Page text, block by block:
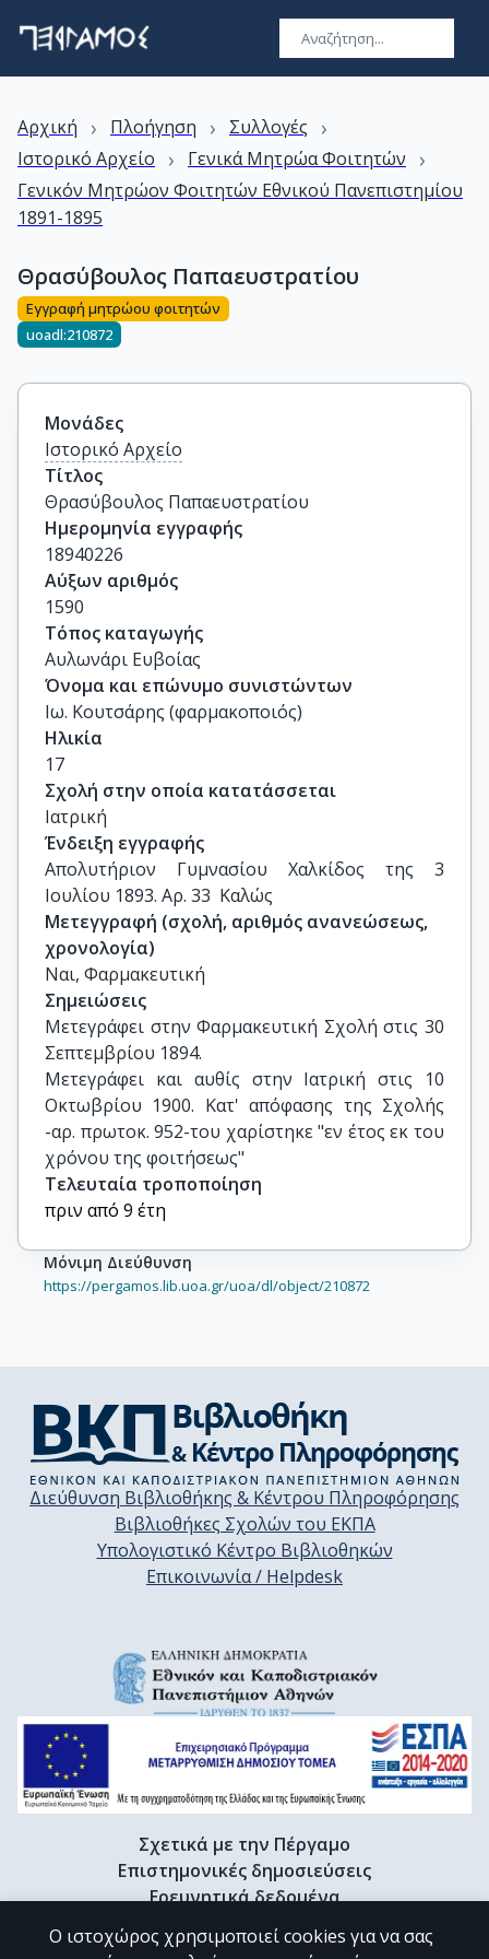
Αρχική › Πλοήγηση › Συλλογές ›
Ιστορικό Αρχείο › Γενικά Μητρώα Φοιτητών ›
Γενικόν Μητρώον Φοιτητών Εθνικού Πανεπιστημίου
1891-1895
Θρασύβουλος Παπαευστρατίου
Εγγραφή μητρώου φοιτητών
uoadl:210872
Μονάδες
Ιστορικό Αρχείο
Τίτλος
Θρασύβουλος Παπαευστρατίου
Ημερομηνία εγγραφής
18940226
Αύξων αριθμός
1590
Τόπος καταγωγής
Αυλωνάρι Ευβοίας
Όνομα και επώνυμο συνιστώντων
Ιω. Κουτσάρης (φαρμακοποιός)
Ηλικία
17
Σχολή στην οποία κατατάσσεται
Ιατρική
Ένδειξη εγγραφής
Απολυτήριον Γυμνασίου Χαλκίδος της 3
Ιουλίου 1893. Αρ. 33  Καλώς
Μετεγγραφή (σχολή, αριθμός ανανεώσεως,
χρονολογία)
Ναι, Φαρμακευτική
Σημειώσεις
Μετεγράφει στην Φαρμακευτική Σχολή στις 30
Σεπτεμβρίου 1894.
Μετεγράφει και αυθίς στην Ιατρική στις 10
Οκτωβρίου 1900. Κατ' απόφασης της Σχολής
-αρ. πρωτοκ. 952-του χαρίστηκε "εν έτος εκ του
χρόνου της φοιτήσεως"
Τελευταία τροποποίηση
πριν από 9 έτη
Μόνιμη Διεύθυνση
https://pergamos.lib.uoa.gr/uoa/dl/object/210872
Διεύθυνση Βιβλιοθήκης & Κέντρου Πληροφόρησης
Βιβλιοθήκες Σχολών του ΕΚΠΑ
Υπολογιστικό Κέντρο Βιβλιοθηκών
Επικοινωνία / Helpdesk
Σχετικά με την Πέργαμο
Επιστημονικές δημοσιεύσεις
Ερευνητικά δεδομένα
Διδακτορικές διατριβές & Γκρίζα βιβλιογραφία
Προφίλ Ερευνητή
Ο ιστοχώρος χρησιμοποιεί cookies για να σας